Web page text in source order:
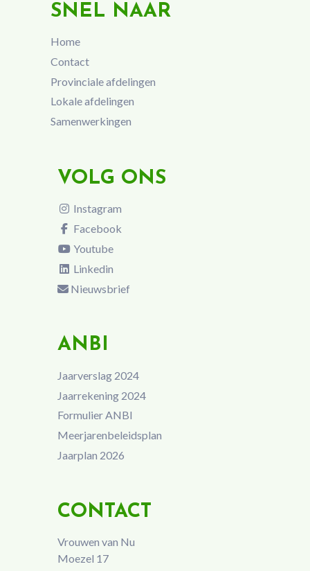
SNEL NAAR
Home
Contact
Provinciale afdelingen
Lokale afdelingen
Samenwerkingen
VOLG ONS
Instagram
Facebook
Youtube
Linkedin
Nieuwsbrief
ANBI
Jaarverslag 2024
Jaarrekening 2024
Formulier ANBI
Meerjarenbeleidsplan
Jaarplan 2026
CONTACT
Vrouwen van Nu
Moezel 17